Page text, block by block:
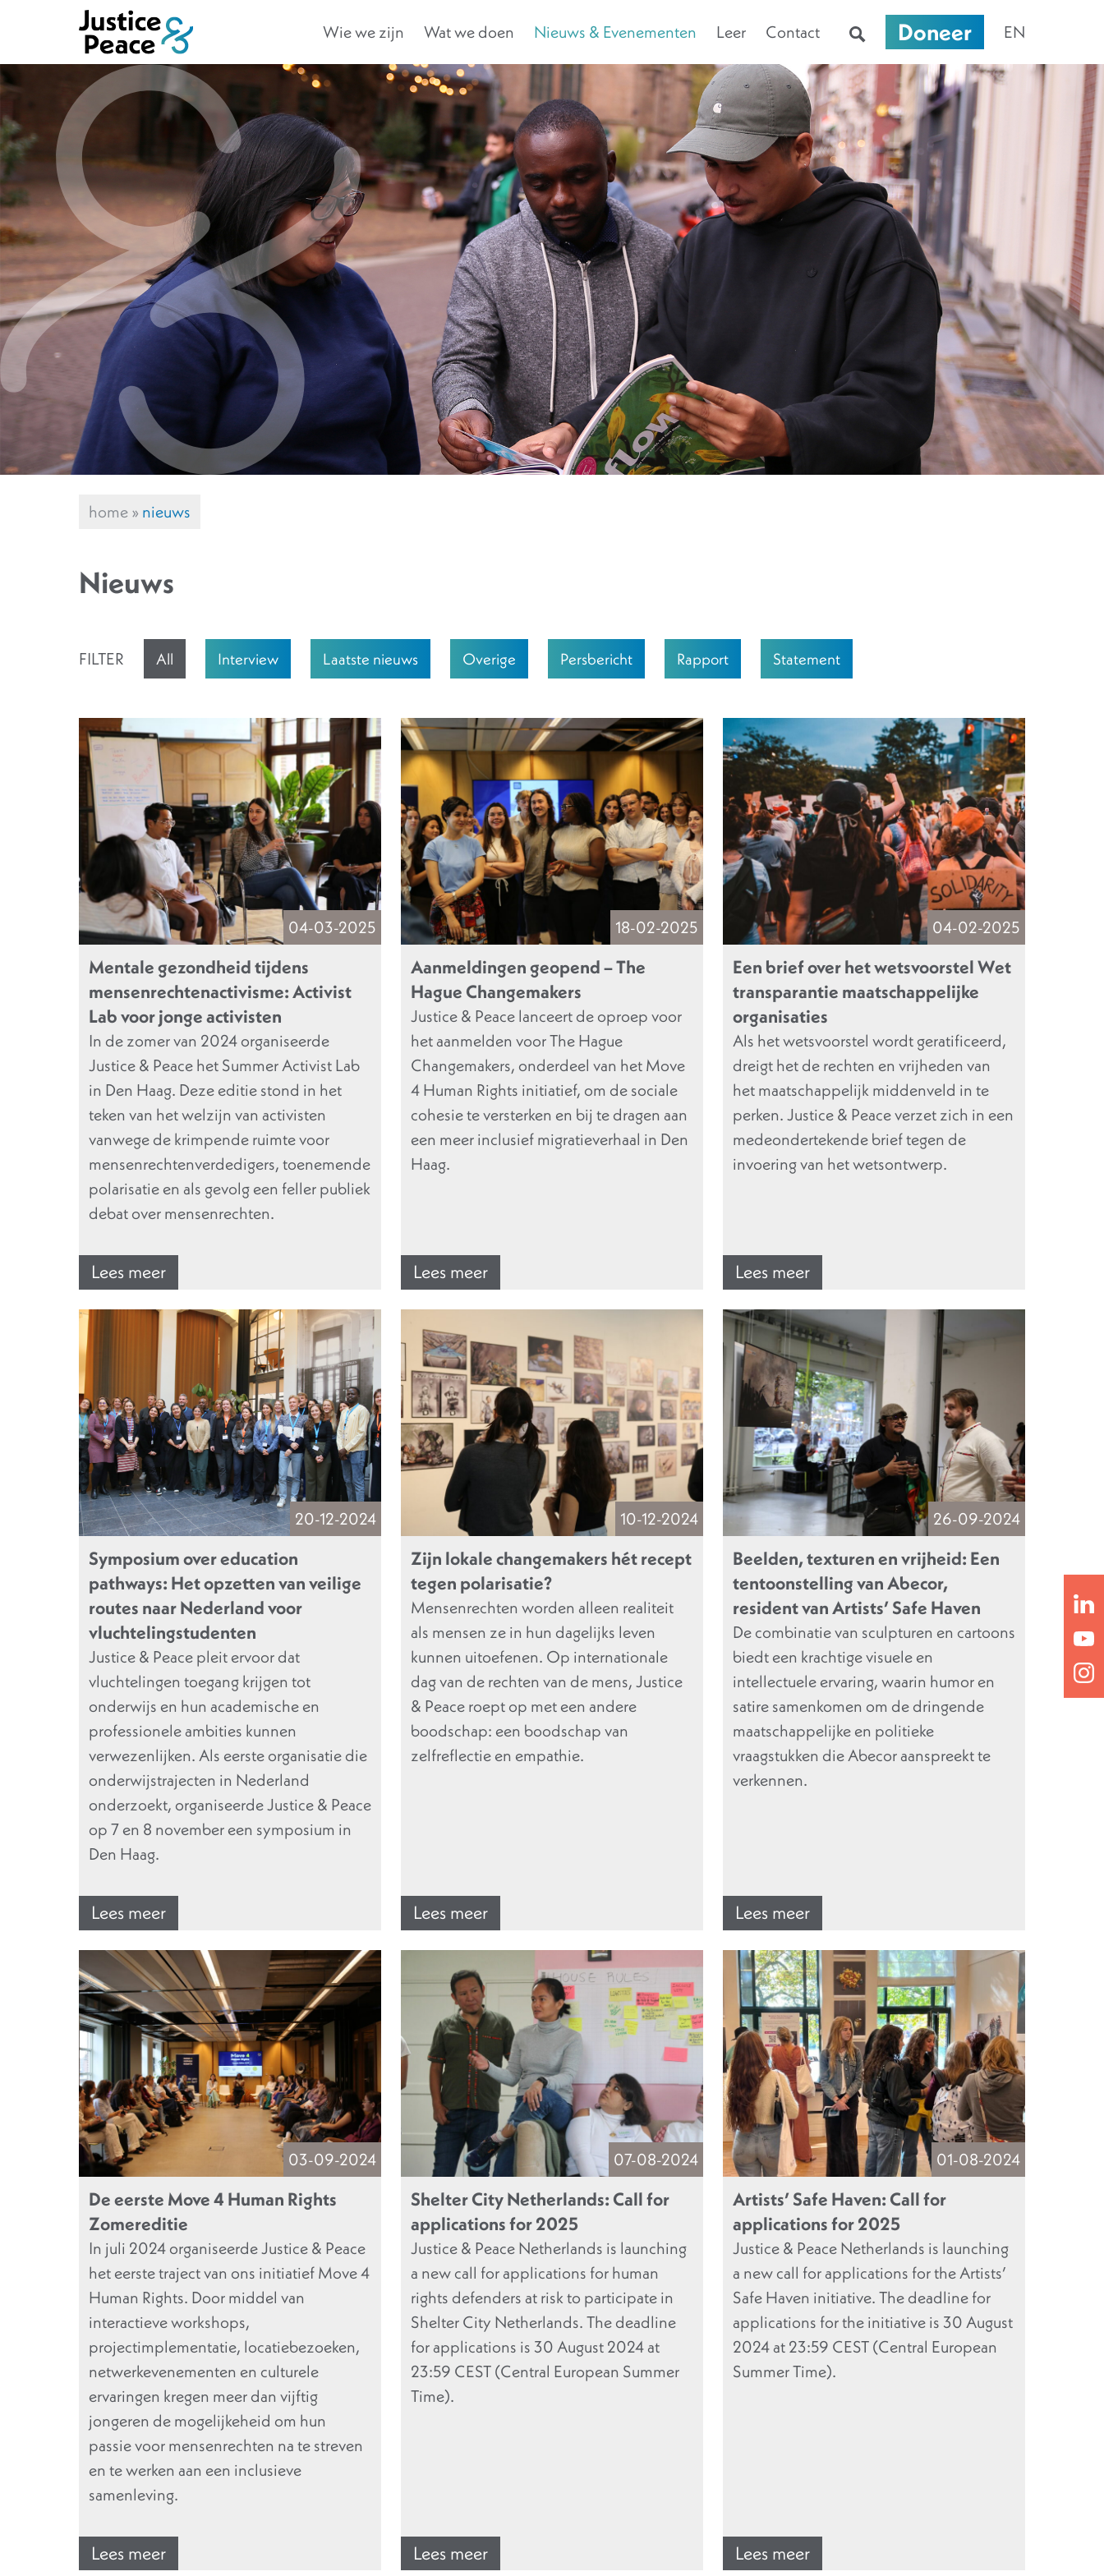
Wie we zijn Wat we doen Nieuws & Evenementen Leer Contact Doneer EN
home»nieuws
Nieuws
FILTER All Interview Laatste nieuws Overige Persbericht Rapport Statement
04-03-2025
Mentale gezondheid tijdens
mensenrechtenactivisme: Activist
Lab voor jonge activisten
In de zomer van 2024 organiseerde
Justice & Peace het Summer Activist Lab
in Den Haag. Deze editie stond in het
teken van het welzijn van activisten
vanwege de krimpende ruimte voor
mensenrechtenverdedigers, toenemende
polarisatie en als gevolg een feller publiek
debat over mensenrechten.
Lees meer
18-02-2025
Aanmeldingen geopend – The
Hague Changemakers
Justice & Peace lanceert de oproep voor
het aanmelden voor The Hague
Changemakers, onderdeel van het Move
4 Human Rights initiatief, om de sociale
cohesie te versterken en bij te dragen aan
een meer inclusief migratieverhaal in Den
Haag.
Lees meer
04-02-2025
Een brief over het wetsvoorstel Wet
transparantie maatschappelijke
organisaties
Als het wetsvoorstel wordt geratificeerd,
dreigt het de rechten en vrijheden van
het maatschappelijk middenveld in te
perken. Justice & Peace verzet zich in een
medeondertekende brief tegen de
invoering van het wetsontwerp.
Lees meer
20-12-2024
Symposium over education
pathways: Het opzetten van veilige
routes naar Nederland voor
vluchtelingstudenten
Justice & Peace pleit ervoor dat
vluchtelingen toegang krijgen tot
onderwijs en hun academische en
professionele ambities kunnen
verwezenlijken. Als eerste organisatie die
onderwijstrajecten in Nederland
onderzoekt, organiseerde Justice & Peace
op 7 en 8 november een symposium in
Den Haag.
Lees meer
10-12-2024
Zijn lokale changemakers hét recept
tegen polarisatie?
Mensenrechten worden alleen realiteit
als mensen ze in hun dagelijks leven
kunnen uitoefenen. Op internationale
dag van de rechten van de mens, Justice
& Peace roept op met een andere
boodschap: een boodschap van
zelfreflectie en empathie.
Lees meer
26-09-2024
Beelden, texturen en vrijheid: Een
tentoonstelling van Abecor,
resident van Artists’ Safe Haven
De combinatie van sculpturen en cartoons
biedt een krachtige visuele en
intellectuele ervaring, waarin humor en
satire samenkomen om de dringende
maatschappelijke en politieke
vraagstukken die Abecor aanspreekt te
verkennen.
Lees meer
03-09-2024
De eerste Move 4 Human Rights
Zomereditie
In juli 2024 organiseerde Justice & Peace
het eerste traject van ons initiatief Move 4
Human Rights. Door middel van
interactieve workshops,
projectimplementatie, locatiebezoeken,
netwerkevenementen en culturele
ervaringen kregen meer dan vijftig
jongeren de mogelijkeheid om hun
passie voor mensenrechten na te streven
en te werken aan een inclusieve
samenleving.
Lees meer
07-08-2024
Shelter City Netherlands: Call for
applications for 2025
Justice & Peace Netherlands is launching
a new call for applications for human
rights defenders at risk to participate in
Shelter City Netherlands. The deadline
for applications is 30 August 2024 at
23:59 CEST (Central European Summer
Time).
Lees meer
01-08-2024
Artists’ Safe Haven: Call for
applications for 2025
Justice & Peace Netherlands is launching
a new call for applications for the Artists’
Safe Haven initiative. The deadline for
applications for the initiative is 30 August
2024 at 23:59 CEST (Central European
Summer Time).
Lees meer